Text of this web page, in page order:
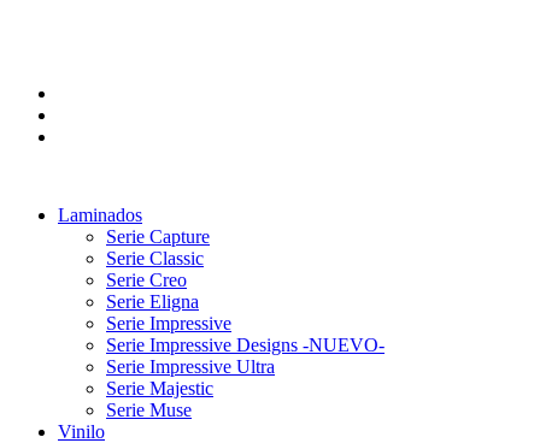
Laminados
Serie Capture
Serie Classic
Serie Creo
Serie Eligna
Serie Impressive
Serie Impressive Designs -NUEVO-
Serie Impressive Ultra
Serie Majestic
Serie Muse
Vinilo